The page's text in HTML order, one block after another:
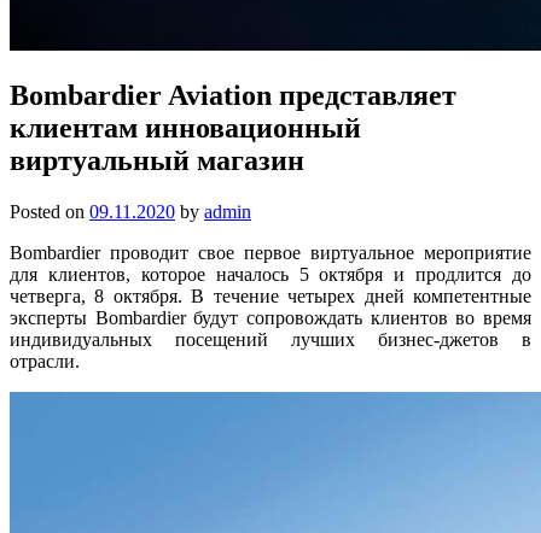
Bombardier Aviation представляет
клиентам инновационный
виртуальный магазин
Posted on 09.11.2020 by admin
Bombardier проводит свое первое виртуальное мероприятие
для клиентов, которое началось 5 октября и продлится до
четверга, 8 октября. В течение четырех дней компетентные
эксперты Bombardier будут сопровождать клиентов во время
индивидуальных посещений лучших бизнес-джетов в
отрасли.